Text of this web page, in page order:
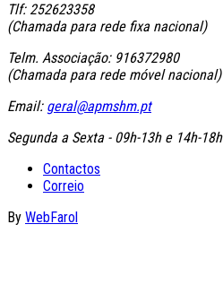
Tlf: 252623358
(Chamada para rede fixa nacional)
Telm. Associação: 916372980
(Chamada para rede móvel nacional)
Email: geral@apmshm.pt
Segunda a Sexta - 09h-13h e 14h-18h
Contactos
Correio
By WebFarol